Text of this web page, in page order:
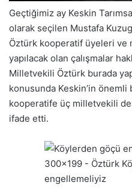
Geçtiğimiz ay Keskin
olarak seçilen Mustafa
Öztürk kooperatif üyeleri ve
yapılacak olan çalışmalar
Milletvekili Öztürk burada
konusunda Keskin’in
kooperatife üç milletvekili
ifade etti.